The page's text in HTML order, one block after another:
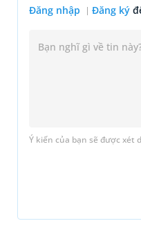
Đăng nhập Đăng ký
Ý kiến của bạn sẽ được xét